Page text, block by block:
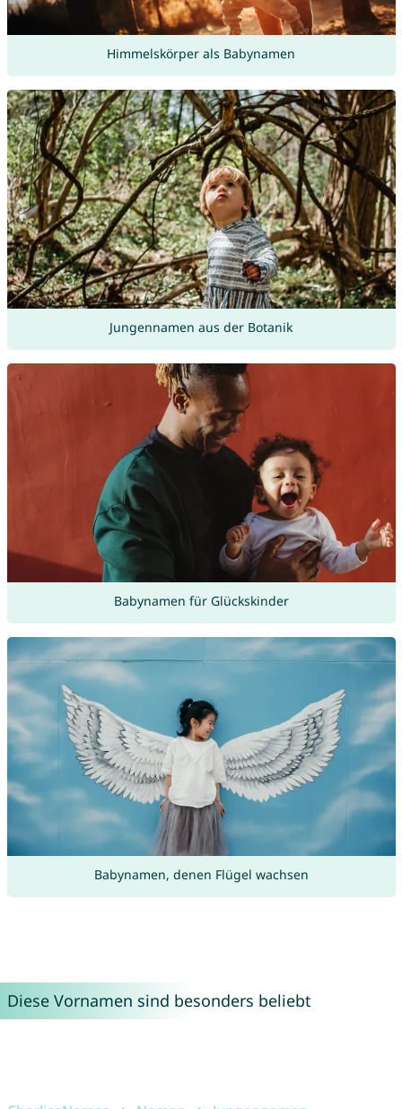
Himmelskörper als Babynamen
Jungennamen aus der Botanik
Babynamen für Glückskinder
Babynamen, denen Flügel wachsen
Diese Vornamen sind besonders beliebt